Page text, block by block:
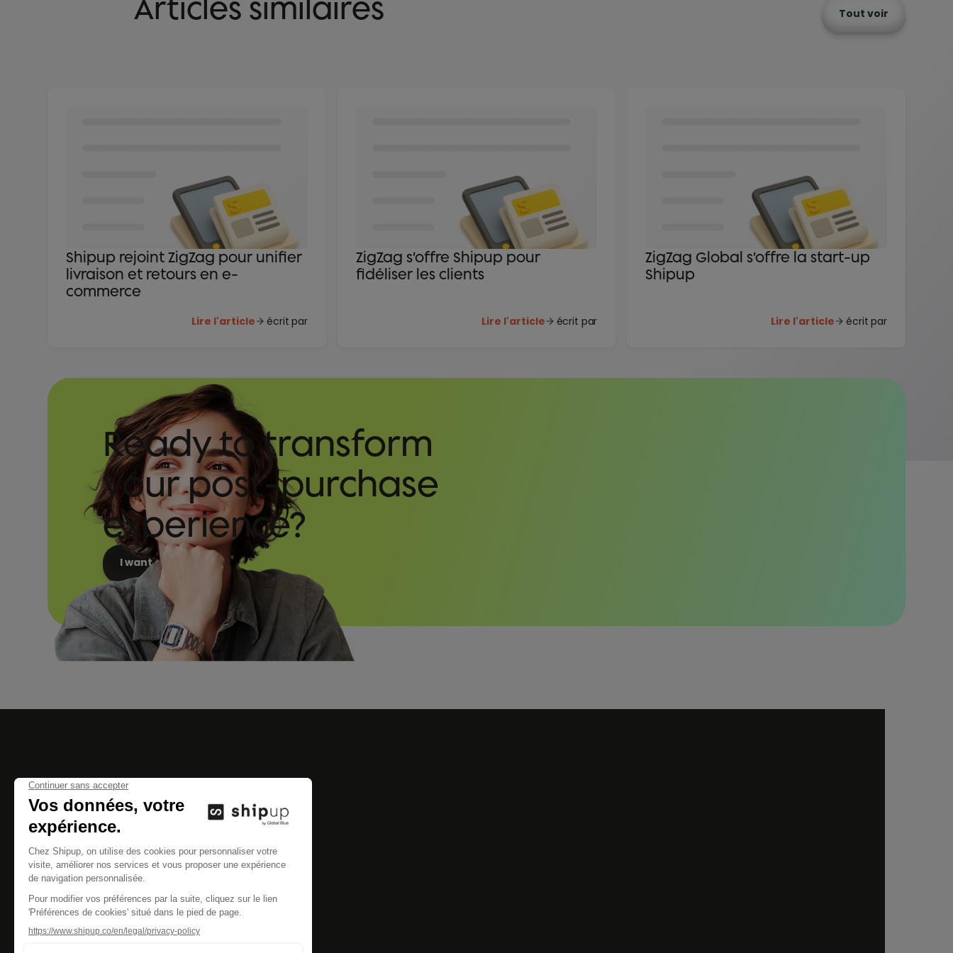
Articles similaires Tout voir
Shipup rejoint ZigZag pour unifier
livraison et retours en e-
commerce
Lire l'article écrit par
ZigZag s’offre Shipup pour
fidéliser les clients
Lire l'article écrit par
ZigZag Global s’offre la start-up
Shipup
Lire l'article écrit par
Ready to transform
your post-purchase
experience?
I want a demo